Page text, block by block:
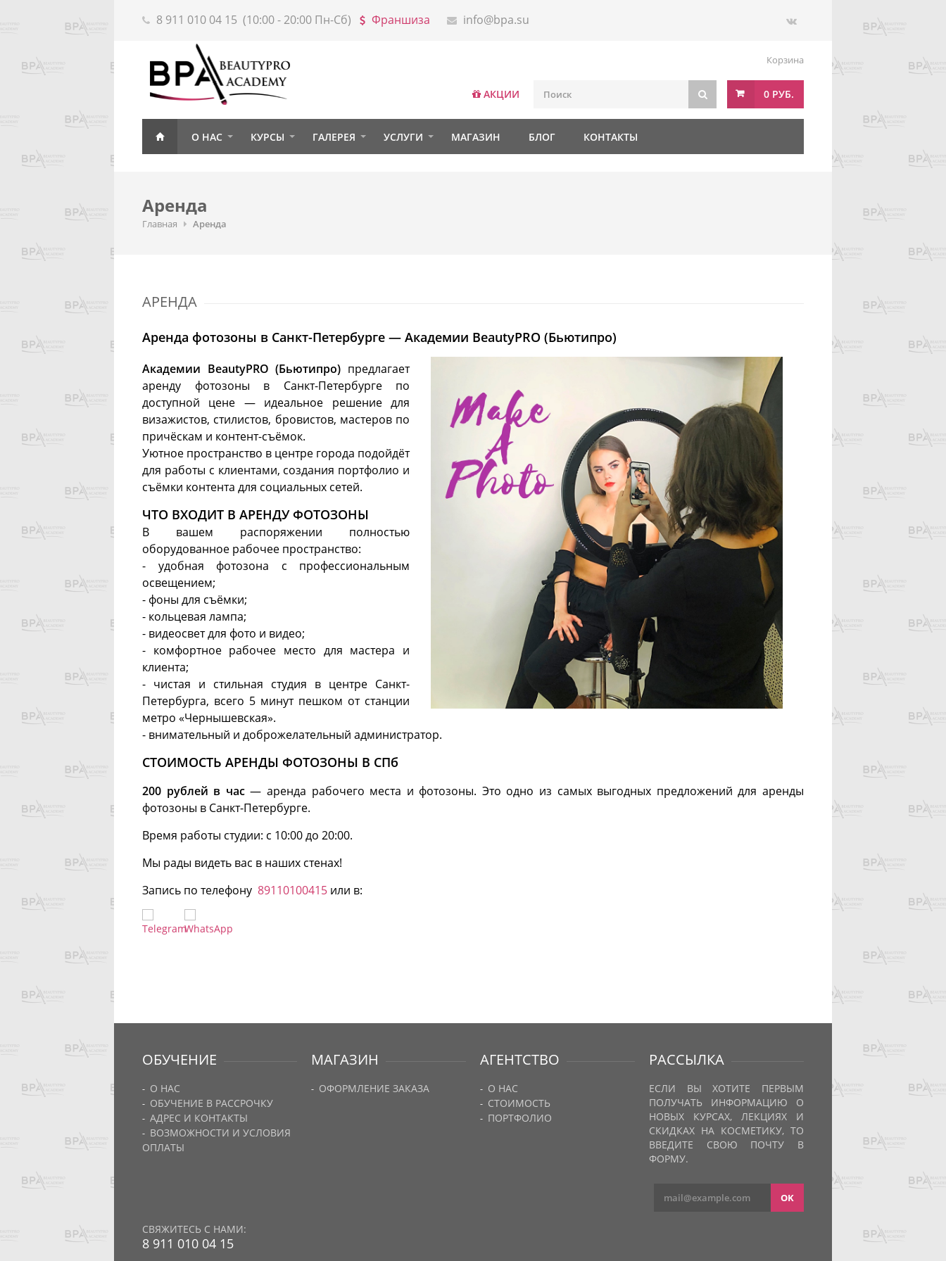
8 911 010 04 15 (10:00 - 20:00 Пн-Сб) Франшиза info@bpa.su
Корзина
0 РУБ.
АКЦИИ
О НАС КУРСЫ ГАЛЕРЕЯ УСЛУГИ МАГАЗИН БЛОГ КОНТАКТЫ
Аренда
Главная Аренда
АРЕНДА
Аренда фотозоны в Санкт-Петербурге — Академии BeautyPRO (Бьютипро)
Академии BeautyPRO (Бьютипро) предлагает
аренду фотозоны в Санкт-Петербурге по
доступной цене — идеальное решение для
визажистов, стилистов, бровистов, мастеров по
причёскам и контент-съёмок.
Уютное пространство в центре города подойдёт
для работы с клиентами, создания портфолио и
съёмки контента для социальных сетей.
ЧТО ВХОДИТ В АРЕНДУ ФОТОЗОНЫ
В вашем распоряжении полностью
оборудованное рабочее пространство:
- удобная фотозона с профессиональным
освещением;
- фоны для съёмки;
- кольцевая лампа;
- видеосвет для фото и видео;
- комфортное рабочее место для мастера и
клиента;
- чистая и стильная студия в центре Санкт-
Петербурга, всего 5 минут пешком от станции
метро «Чернышевская».
- внимательный и доброжелательный администратор.
СТОИМОСТЬ АРЕНДЫ ФОТОЗОНЫ В СПб
200 рублей в час— аренда рабочего места и фотозоны. Это одно из самых выгодных предложений для аренды
фотозоны в Санкт-Петербурге.
Время работы студии: с 10:00 до 20:00.
Мы рады видеть вас в наших стенах!
Запись по телефону 89110100415 или в:
ОБУЧЕНИЕ
О НАС
ОБУЧЕНИЕ В РАССРОЧКУ
АДРЕС И КОНТАКТЫ
ВОЗМОЖНОСТИ И УСЛОВИЯ
ОПЛАТЫ
МАГАЗИН
ОФОРМЛЕНИЕ ЗАКАЗА
АГЕНТСТВО
О НАС
СТОИМОСТЬ
ПОРТФОЛИО
РАССЫЛКА
ЕСЛИ ВЫ ХОТИТЕ ПЕРВЫМ
ПОЛУЧАТЬ ИНФОРМАЦИЮ О
НОВЫХ КУРСАХ, ЛЕКЦИЯХ И
СКИДКАХ НА КОСМЕТИКУ, ТО
ВВЕДИТЕ СВОЮ ПОЧТУ В
ФОРМУ.
СВЯЖИТЕСЬ С НАМИ:
8 911 010 04 15